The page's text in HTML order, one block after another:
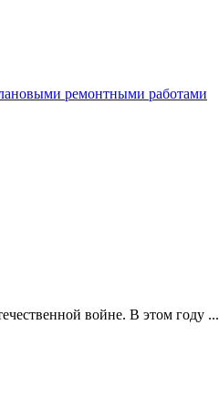
ремонтными работами
войне. В этом году ...